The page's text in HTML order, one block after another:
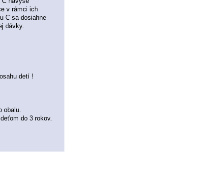
v rámci ich
C sa dosiahne
dávky.
detí !
obalu.
do 3 rokov.